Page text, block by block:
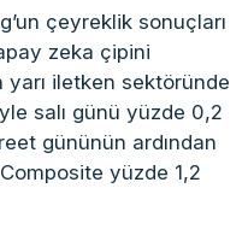
çeyreklik sonuçları
zeka çipini
iletken sektöründe
salı günü yüzde 0,2
gününün ardından
yüzde 1,2